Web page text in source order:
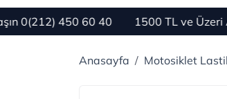
450 60 40 1500 TL ve Üzeri
Anasayfa Motosiklet